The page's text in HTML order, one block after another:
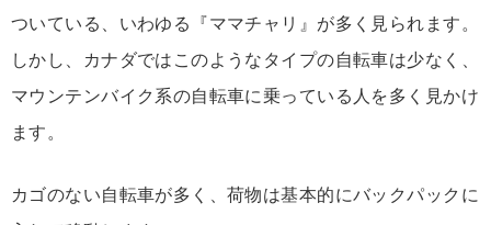
ついている、いわゆる『ママチャリ』が多く見られます。
しかし、カナダではこのようなタイプの自転車は少なく、
マウンテンバイク系の自転車に乗っている人を多く見かけ
ます。
カゴのない自転車が多く、荷物は基本的にバックパックに